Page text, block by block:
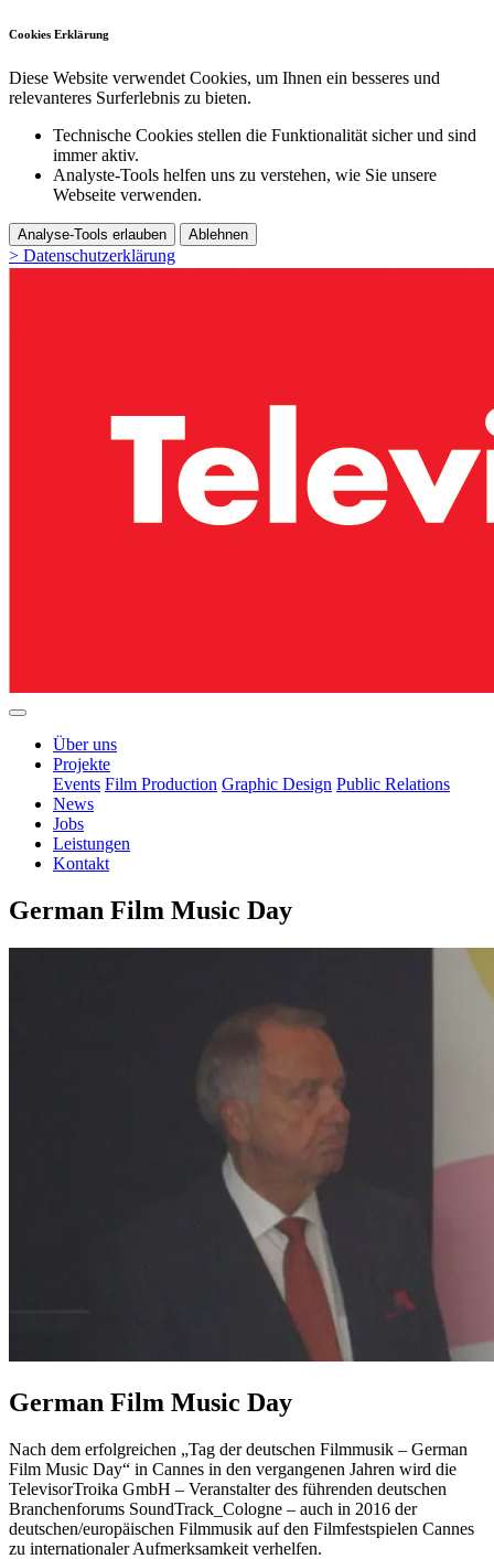
Cookies Erklärung
Diese Website verwendet Cookies, um Ihnen ein besseres und
relevanteres Surferlebnis zu bieten.
Technische Cookies stellen die Funktionalität sicher und sind
immer aktiv.
Analyste-Tools helfen uns zu verstehen, wie Sie unsere
Webseite verwenden.
Analyse-Tools erlauben Ablehnen
> Datenschutzerklärung
Über uns
Projekte
Events Film Production Graphic Design Public Relations
News
Jobs
Leistungen
Kontakt
German Film Music Day
German Film Music Day
Nach dem erfolgreichen „Tag der deutschen Filmmusik – German
Film Music Day“ in Cannes in den vergangenen Jahren wird die
TelevisorTroika GmbH – Veranstalter des führenden deutschen
Branchenforums SoundTrack_Cologne – auch in 2016 der
deutschen/europäischen Filmmusik auf den Filmfestspielen Cannes
zu internationaler Aufmerksamkeit verhelfen.